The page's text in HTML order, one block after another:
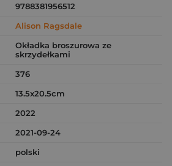
9788381956512
Alison Ragsdale
Okładka broszurowa ze
skrzydełkami
376
13.5x20.5cm
2022
2021-09-24
polski